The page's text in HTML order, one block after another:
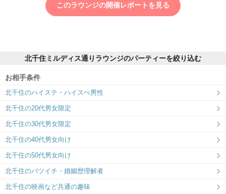
このラウンジの開催レポートを見る
北千住ミルディス通りラウンジのパーティーを絞り込む
お相手条件
北千住のハイステ・ハイスぺ男性
北千住の20代男女限定
北千住の30代男女限定
北千住の40代男女向け
北千住の50代男女向け
北千住のバツイチ・婚姻歴理解者
北千住の映画など共通の趣味